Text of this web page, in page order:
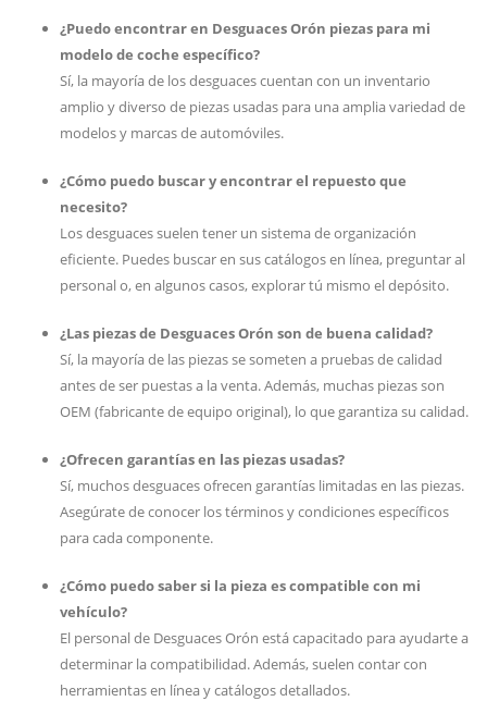
¿Puedo encontrar en Desguaces Orón piezas para mi
modelo de coche específico?
Sí, la mayoría de los desguaces cuentan con un inventario
amplio y diverso de piezas usadas para una amplia variedad de
modelos y marcas de automóviles.
¿Cómo puedo buscar y encontrar el repuesto que
necesito?
Los desguaces suelen tener un sistema de organización
eficiente. Puedes buscar en sus catálogos en línea, preguntar al
personal o, en algunos casos, explorar tú mismo el depósito.
¿Las piezas de Desguaces Orón son de buena calidad?
Sí, la mayoría de las piezas se someten a pruebas de calidad
antes de ser puestas a la venta. Además, muchas piezas son
OEM (fabricante de equipo original), lo que garantiza su calidad.
¿Ofrecen garantías en las piezas usadas?
Sí, muchos desguaces ofrecen garantías limitadas en las piezas.
Asegúrate de conocer los términos y condiciones específicos
para cada componente.
¿Cómo puedo saber si la pieza es compatible con mi
vehículo?
El personal de Desguaces Orón está capacitado para ayudarte a
determinar la compatibilidad. Además, suelen contar con
herramientas en línea y catálogos detallados.